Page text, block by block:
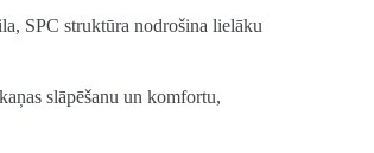
SPC struktūra nodrošina lielāku
slāpēšanu un komfortu,